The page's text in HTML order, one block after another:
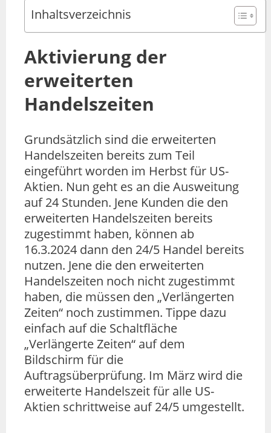
Inhaltsverzeichnis
Aktivierung der
erweiterten
Handelszeiten
Grundsätzlich sind die erweiterten
Handelszeiten bereits zum Teil
eingeführt worden im Herbst für US-
Aktien. Nun geht es an die Ausweitung
auf 24 Stunden. Jene Kunden die den
erweiterten Handelszeiten bereits
zugestimmt haben, können ab
16.3.2024 dann den 24/5 Handel bereits
nutzen. Jene die den erweiterten
Handelszeiten noch nicht zugestimmt
haben, die müssen den „Verlängerten
Zeiten“ noch zustimmen. Tippe dazu
einfach auf die Schaltfläche
„Verlängerte Zeiten“ auf dem
Bildschirm für die
Auftragsüberprüfung. Im März wird die
erweiterte Handelszeit für alle US-
Aktien schrittweise auf 24/5 umgestellt.